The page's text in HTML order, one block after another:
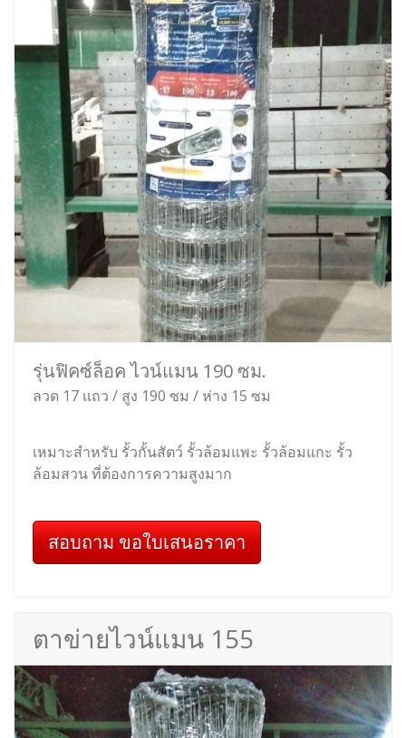
รุ่นฟิคซ์ล็อค ไวน์แมน 190 ซม.
ลวด 17 แถว / สูง 190 ซม / ห่าง 15 ซม
เหมาะสำหรับ รั้วกั้นสัตว์ รั้วล้อมแพะ รั้วล้อมแกะ รั้ว
ล้อมสวน ที่ต้องการความสูงมาก
สอบถาม ขอใบเสนอราคา
ตาข่ายไวน์แมน 155